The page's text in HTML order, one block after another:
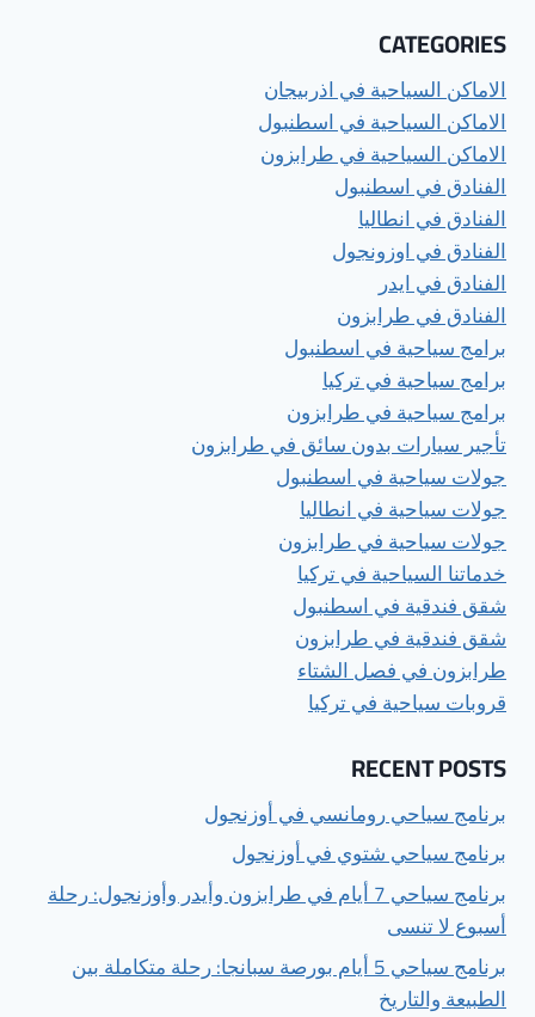
CATEGORIES
الاماكن السياحية في اذربيجان
الاماكن السياحية في اسطنبول
الاماكن السياحية في طرابزون
الفنادق في اسطنبول
الفنادق في انطاليا
الفنادق في اوزونجول
الفنادق في ايدر
الفنادق في طرابزون
برامج سياحية في اسطنبول
برامج سياحية في تركيا
برامج سياحية في طرابزون
تأجير سيارات بدون سائق في طرابزون
جولات سياحية في اسطنبول
جولات سياحية في انطاليا
جولات سياحية في طرابزون
خدماتنا السياحية في تركيا
شقق فندقية في اسطنبول
شقق فندقية في طرابزون
طرابزون في فصل الشتاء
قروبات سياحية في تركيا
RECENT POSTS
برنامج سياحي رومانسي في أوزنجول
برنامج سياحي شتوي في أوزنجول
برنامج سياحي 7 أيام في طرابزون وأيدر وأوزنجول: رحلة
أسبوع لا تنسى
برنامج سياحي 5 أيام بورصة سبانجا: رحلة متكاملة بين
الطبيعة والتاريخ